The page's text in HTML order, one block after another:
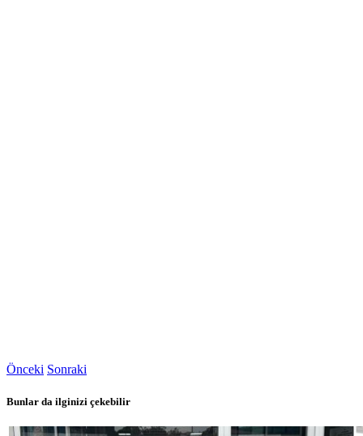
Önceki Sonraki
Bunlar da ilginizi çekebilir